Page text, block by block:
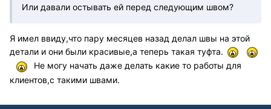
Или давали остывать ей перед следующим швом?
Я имел ввиду,что пару месяцев назад делал швы на этой
детали и они были красивые,а теперь такая туфта.
Не могу начать даже делать какие то работы для
клиентов,с такими швами.